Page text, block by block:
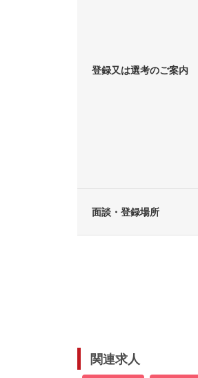
登録又は選考のご案内
面談・登録場所
関連求人